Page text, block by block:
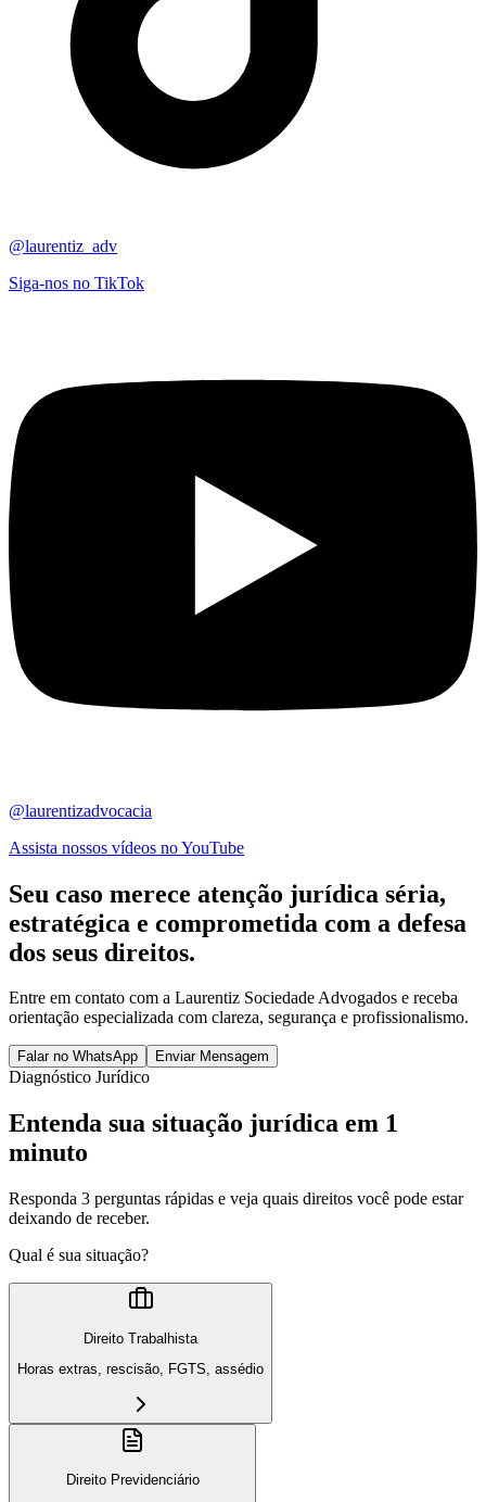
@laurentiz_adv
Siga-nos no TikTok
@laurentizadvocacia
Assista nossos vídeos no YouTube
Seu caso merece atenção jurídica séria,
estratégica e comprometida com a defesa
dos seus direitos.
Entre em contato com a Laurentiz Sociedade Advogados e receba
orientação especializada com clareza, segurança e profissionalismo.
Falar no WhatsApp Enviar Mensagem
Diagnóstico Jurídico
Entenda sua situação jurídica em 1
minuto
Responda 3 perguntas rápidas e veja quais direitos você pode estar
deixando de receber.
Qual é sua situação?
Direito Trabalhista
Horas extras, rescisão, FGTS, assédio
Direito Previdenciário